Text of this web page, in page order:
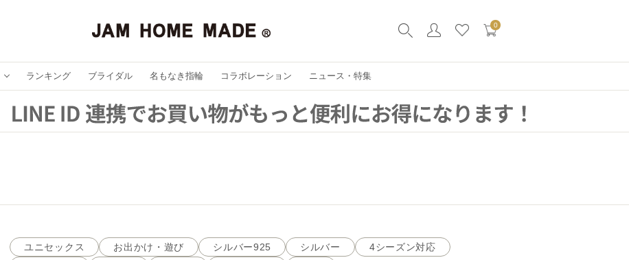
0
ランキング ブライダル 名もなき指輪 コラボレーション ニュース・特集
ユニセックス お出かけ・遊び シルバー925 シルバー
4シーズン対応